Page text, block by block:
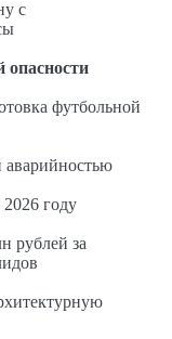
с
футбольной
году
рублей за